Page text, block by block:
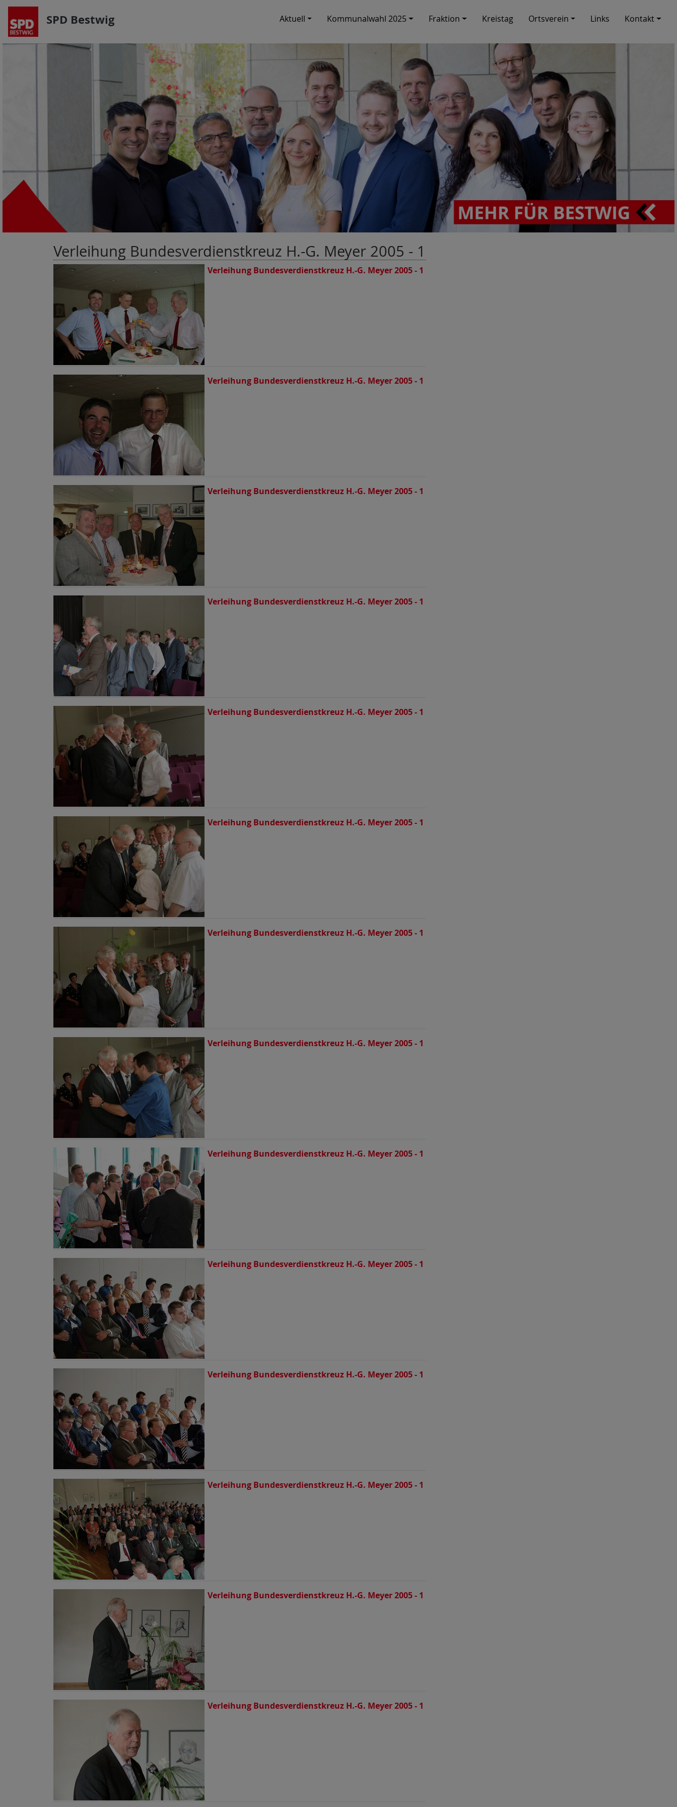
SPD Bestwig Aktuell Kommunalwahl 2025 Fraktion Kreistag Ortsverein Links Kontakt
Verleihung Bundesverdienstkreuz H.-G. Meyer 2005 - 1
Verleihung Bundesverdienstkreuz H.-G. Meyer 2005 - 1
Verleihung Bundesverdienstkreuz H.-G. Meyer 2005 - 1
Verleihung Bundesverdienstkreuz H.-G. Meyer 2005 - 1
Verleihung Bundesverdienstkreuz H.-G. Meyer 2005 - 1
Verleihung Bundesverdienstkreuz H.-G. Meyer 2005 - 1
Verleihung Bundesverdienstkreuz H.-G. Meyer 2005 - 1
Verleihung Bundesverdienstkreuz H.-G. Meyer 2005 - 1
Verleihung Bundesverdienstkreuz H.-G. Meyer 2005 - 1
Verleihung Bundesverdienstkreuz H.-G. Meyer 2005 - 1
Verleihung Bundesverdienstkreuz H.-G. Meyer 2005 - 1
Verleihung Bundesverdienstkreuz H.-G. Meyer 2005 - 1
Verleihung Bundesverdienstkreuz H.-G. Meyer 2005 - 1
Verleihung Bundesverdienstkreuz H.-G. Meyer 2005 - 1
Verleihung Bundesverdienstkreuz H.-G. Meyer 2005 - 1